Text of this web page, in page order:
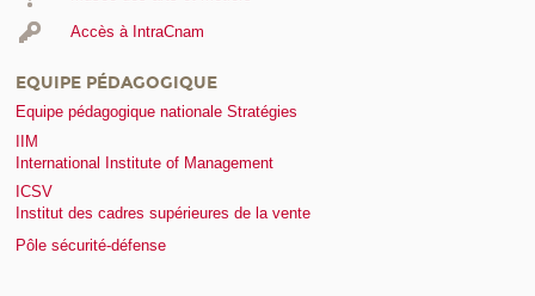
Accès à IntraCnam
EQUIPE PÉDAGOGIQUE
Equipe pédagogique nationale Stratégies
IIM
International Institute of Management
ICSV
Institut des cadres supérieures de la vente
Pôle sécurité-défense